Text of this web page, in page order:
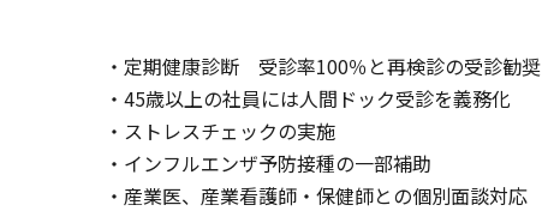
・定期健康診断 受診率100％と再検診の受診勧奨
・45歳以上の社員には人間ドック受診を義務化
・ストレスチェックの実施
・インフルエンザ予防接種の一部補助
・産業医、産業看護師・保健師との個別面談対応